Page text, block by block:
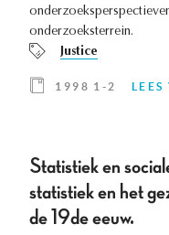
onderzoeksterrein.
Justice
1998 1-2
Statistiek en
statistiek en het
de 19de eeuw.